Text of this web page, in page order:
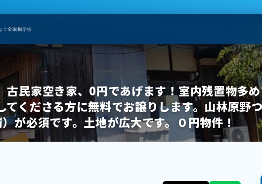
ぐ全国掲示板
民家空き家、0円であげます！室内残置物多
くださる方に無料でお譲りします。山林原野
が必須です。土地が広大です。０円物件！